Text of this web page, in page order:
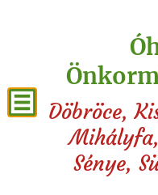
Döbröce,
Sénye,